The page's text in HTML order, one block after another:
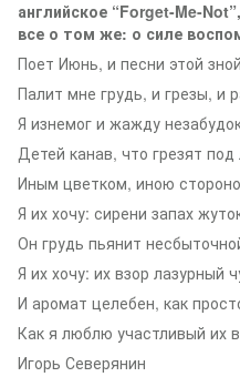
английское “Forget-Me-
все о том же: о силе
Поет Июнь, и песни этой зной
Палит мне грудь, и грезы, и
Я изнемог и жажду
Детей канав, что грезят под
Иным цветком, иною
Я их хочу: сирени запах
Он грудь пьянит
Я их хочу: их взор лазурный
И аромат целебен, как
Как я люблю участливый их
Игорь Северянин